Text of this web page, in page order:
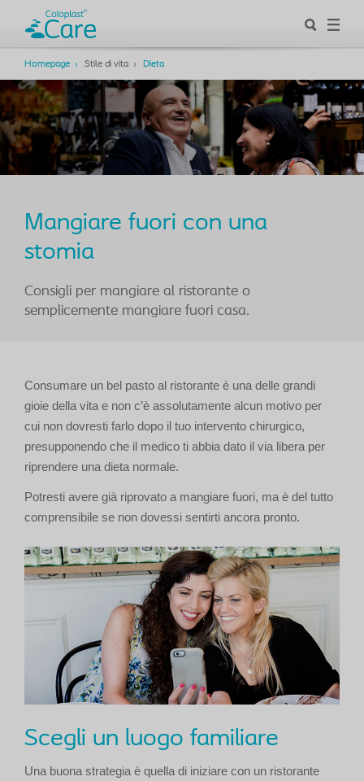
Homepage Stile di vita Dieta
Mangiare fuori con una
stomia
Consigli per mangiare al ristorante o
semplicemente mangiare fuori casa.
Consumare un bel pasto al ristorante è una delle grandi
gioie della vita e non c’è assolutamente alcun motivo per
cui non dovresti farlo dopo il tuo intervento chirurgico,
presupponendo che il medico ti abbia dato il via libera per
riprendere una dieta normale.
Potresti avere già riprovato a mangiare fuori, ma è del tutto
comprensibile se non dovessi sentirti ancora pronto.
Scegli un luogo familiare
Una buona strategia è quella di iniziare con un ristorante